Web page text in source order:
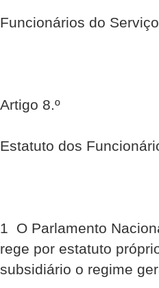
Funcionários do
Artigo 8.º
Estatuto dos
1  O Parlamento
rege por estatuto
subsidiário o regime